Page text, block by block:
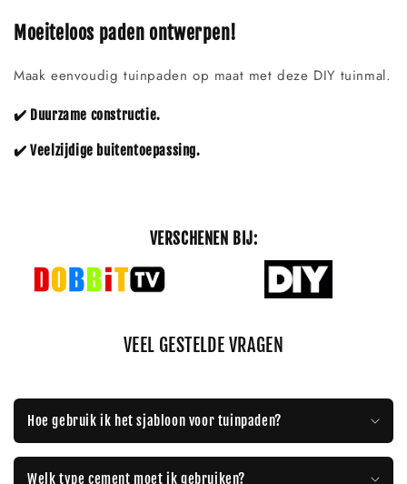
Moeiteloos paden ontwerpen!
Maak eenvoudig tuinpaden op maat met deze DIY tuinmal.
✔️ Duurzame constructie.
✔️ Veelzijdige buitentoepassing.
VERSCHENEN BIJ:
VEEL GESTELDE VRAGEN
Hoe gebruik ik het sjabloon voor tuinpaden?
Welk type cement moet ik gebruiken?